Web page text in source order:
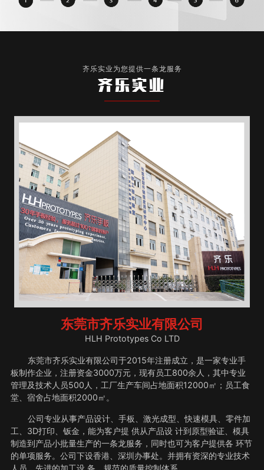
齐乐实业为您提供一条龙服务
齐乐实业
东莞市齐乐实业有限公司
HLH Prototypes Co LTD
东莞市齐乐实业有限公司于2015年注册成立，是一家专业手
板制作企业，注册资金3000万元，现有员工800余人，其中专业
管理及技术人员500人，工厂生产车间占地面积12000㎡；员工食
堂、宿舍占地面积2000㎡。
公司专业从事产品设计、手板、激光成型、快速模具、零件加
工、3D打印、钣金，能为客户提 供从产品设 计到原型验证、模具
制造到产品小批量生产的一条龙服务，同时也可为客户提供各 环节
的单项服务。公司下设香港、深圳办事处。并拥有资深的专业技术
人员，先进的加工设 备，规范的质量控制体系。